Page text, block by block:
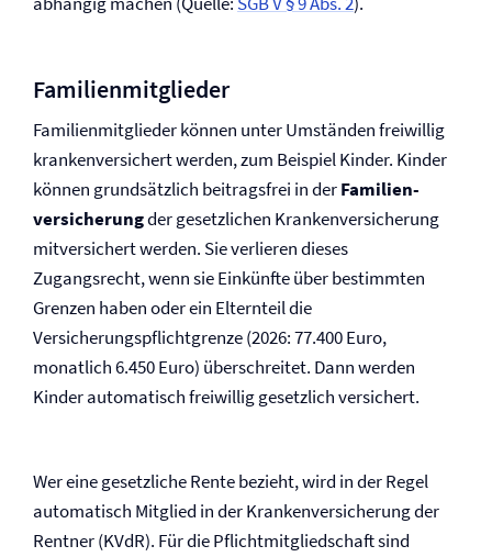
Familienmitglieder
Familienmitglieder können unter Umständen freiwillig
krankenversichert werden, zum Beispiel Kinder. Kinder
können grundsätzlich beitragsfrei in derFamilien­
versicherungder gesetzlichen Kranken­versicherung
mitversichert werden. Sie verlieren dieses
Zugangsrecht, wenn sie Einkünfte über bestimmten
Grenzen haben oder ein Elternteil die
Versicherungspflicht­grenze (2026: 77.400 Euro,
monatlich 6.450 Euro) überschreitet. Dann werden
Kinder automatisch freiwillig gesetzlich versichert.
Wer eine gesetzliche Rente bezieht, wird in der Regel
automatisch Mitglied in der Kranken­versicherung der
Rentner (KVdR). Für die Pflichtmitgliedschaft sind